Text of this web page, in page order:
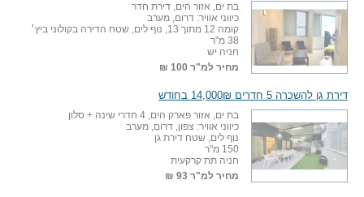
בת ים, אזור הים, דירת חדר
כיווני אוויר: דרום, מערב
קומה 12 מתוך 13, נוף לים, שטח הדירה בקולוני ביץ׳
38 מ"ר
חניה יש
מחיר למ"ר 100 ₪
דירת גן להשכרה 5 חדרים 14,000₪ בחודש
בת ים, אזור פארק הים, 4 חדרי שינה + סלון
כיווני אוויר: צפון, דרום, מערב
נוף לים, שטח דירת גן
150 מ"ר
חניה תת קרקעית
מחיר למ"ר 93 ₪